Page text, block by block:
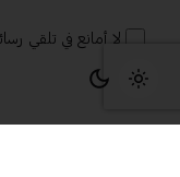
لا أمانع في تلقي